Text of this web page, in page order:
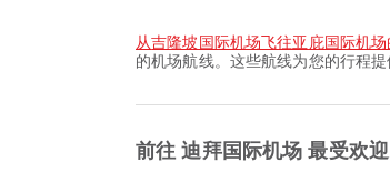
从吉隆坡国际机场飞往亚庇国际机
的机场航线。这些航线为您的行程提
前往 迪拜国际机场 最受欢